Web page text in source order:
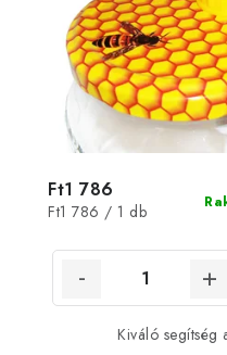
Ft1 786
Egységár:
Ft1 786 / 1 db
Kiváló segítség